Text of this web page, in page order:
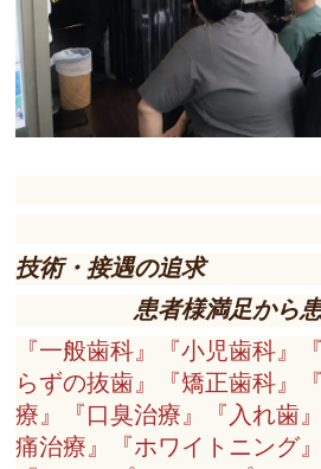
技術・接遇の追求
患者様満足から患
『一般歯科』『小児歯科』
らずの抜歯』『矯正歯科』
療』『口臭治療』『入れ歯
痛治療』『ホワイトニング